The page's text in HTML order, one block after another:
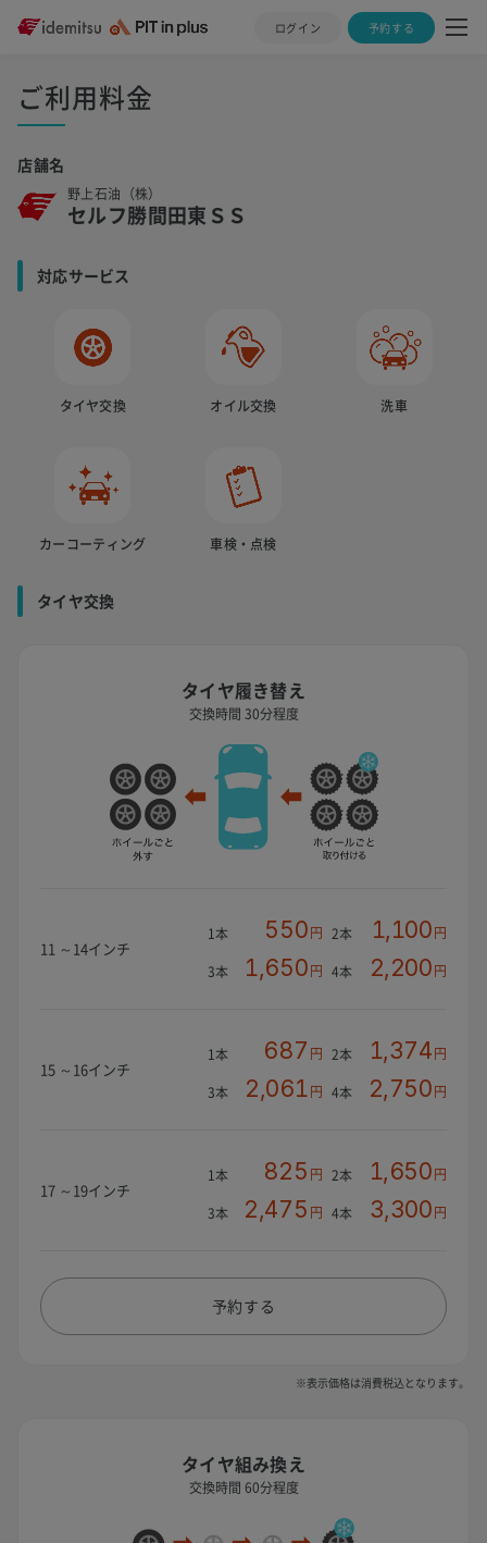
ログイン 予約する
ご利用料金
店舗名
野上石油（株）
セルフ勝間田東ＳＳ
対応サービス
タイヤ交換 オイル交換 洗車
カーコーティング 車検・点検
タイヤ交換
タイヤ履き替え
交換時間 30分程度
11 ～14インチ
1本 550円 2本 1,100円
3本 1,650円 4本 2,200円
15 ～16インチ
1本 687 円 2本 1,374円
3本 2,061円 4本 2,750円
17 ～19インチ
1本 825 円 2本 1,650円
3本 2,475 円 4本 3,300円
予約する
※表示価格は消費税込となります。
タイヤ組み換え
交換時間 60分程度